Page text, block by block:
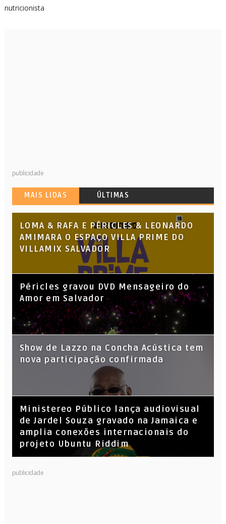
nutricionista
publicidade
MAIS LIDAS ÚLTIMAS
LOMA & RAFA E PÉRICLES & LEONARDO
AMIMARA O ESPAÇO VILLA PRIME DO
VILLAMIX SALVADOR
Péricles gravou DVD Mensageiro do
Amor em Salvador
Show de Lazzo na Concha Acústica tem
nova participação confirmada
​Ministereo Público lança audiovisual
de Jardel Souza gravado na Jamaica e
amplia conexões internacionais do
projeto Ubuntu Riddim
KL Jay (Racionais MC’s), DJ Raíz e DJ
publicidade